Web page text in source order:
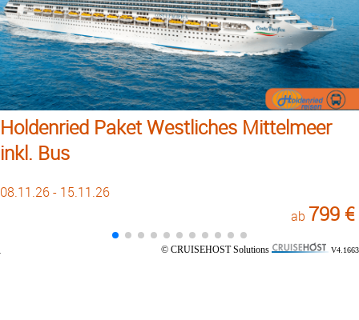
Holdenried Paket Westliches Mittelmeer
inkl. Bus
08.11.26 - 15.11.26
ab 799 €
© CRUISEHOST Solutions V4.1663